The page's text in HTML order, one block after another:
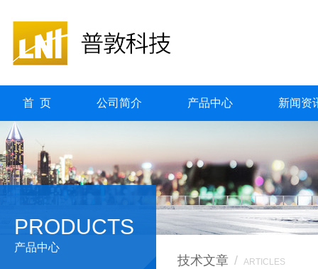
首 页 公司简介 产品中心 新闻资
PRODUCTS
产品中心
技术文章 / ARTICLES